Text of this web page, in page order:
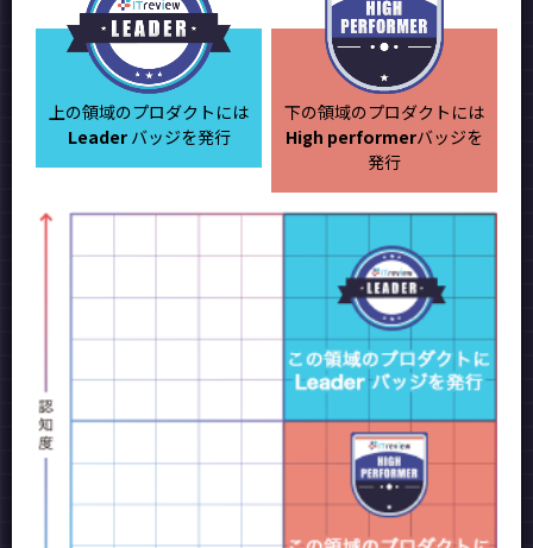
上の領域のプロダクトには
Leaderバッジを発行
下の領域のプロダクトには
High performerバッジを
発行